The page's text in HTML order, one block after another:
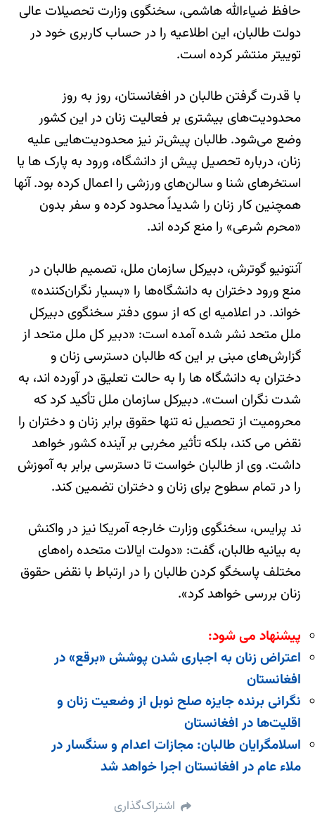
حافظ ضیاءالله هاشمی، سخنگوی وزارت تحصیلات عالی
دولت طالبان، این اطلاعیه را در حساب کاربری خود در
توییتر منتشر کرده است.
با قدرت گرفتن طالبان در افغانستان، روز به روز
محدودیت‌های بیشتری بر فعالیت زنان در این کشور
وضع می‌شود. طالبان پیش‌تر نیز محدودیت‌هایی علیه
زنان، درباره تحصیل پیش از دانشگاه، ورود به پارک ها یا
استخرهای شنا و سالن‌های ورزشی را اعمال کرده بود. آنها
همچنین کار زنان را شدیداً محدود کرده و سفر بدون
«محرم شرعی» را منع کرده اند.
آنتونیو گوترش، دبیرکل سازمان ملل، تصمیم طالبان در
منع ورود دختران به دانشگاه‌ها را «بسیار نگران‌کننده»
خواند. در اعلامیه ای که از سوی دفتر سخنگوی دبیرکل
ملل متحد نشر شده آمده است: «دبیر کل ملل متحد از
گزارش‌های مبنی بر این که طالبان دسترسی زنان و
دختران به دانشگاه ها را به حالت تعلیق در آورده اند، به
شدت نگران است». دبیرکل سازمان ملل تأکید کرد که
محرومیت از تحصیل نه تنها حقوق برابر زنان و دختران را
نقض می کند، بلکه تأثیر مخربی بر آینده کشور خواهد
داشت. وی از طالبان خواست تا دسترسی برابر به آموزش
را در تمام سطوح برای زنان و دختران تضمین کند.
ند پرایس، سخنگوی وزارت خارجه آمریکا نیز در واکنش
به بیانیه طالبان، گفت: «دولت ایالات متحده راه‌های
مختلف پاسخگو کردن طالبان را در ارتباط با نقض حقوق
زنان بررسی خواهد کرد».
پیشنهاد می شود:
اعتراض زنان به اجباری شدن پوشش‌ «برقع» در
افغانستان
نگرانی برنده جایزه صلح نوبل از وضعیت زنان و
اقلیت‌ها در افغانستان
اسلامگرایان طالبان: مجازات اعدام و سنگسار در
ملاء عام در افغانستان اجرا خواهد شد
اشتراک‌گذاری